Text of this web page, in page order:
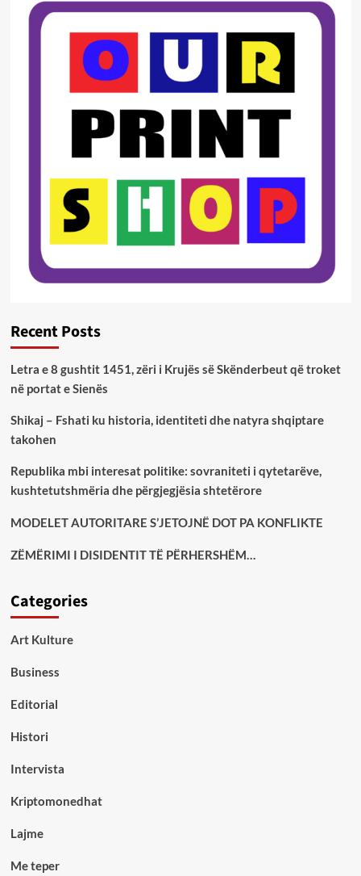
Recent Posts
Letra e 8 gushtit 1451, zëri i Krujës së Skënderbeut që troket
në portat e Sienës
Shikaj – Fshati ku historia, identiteti dhe natyra shqiptare
takohen
Republika mbi interesat politike: sovraniteti i qytetarëve,
kushtetutshmëria dhe përgjegjësia shtetërore
MODELET AUTORITARE S’JETOJNË DOT PA KONFLIKTE
ZËMËRIMI I DISIDENTIT TË PËRHERSHËM…
Categories
Art Kulture
Business
Editorial
Histori
Intervista
Kriptomonedhat
Lajme
Me teper